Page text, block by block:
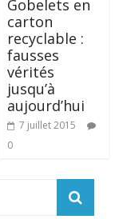
Gobelets en
carton
recyclable :
fausses
vérités
jusqu’à
aujourd’hui
7 juillet 2015
0